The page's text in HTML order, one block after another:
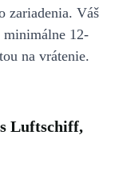
zariadenia. Váš
minimálne 12-
na vrátenie.
Luftschiff,